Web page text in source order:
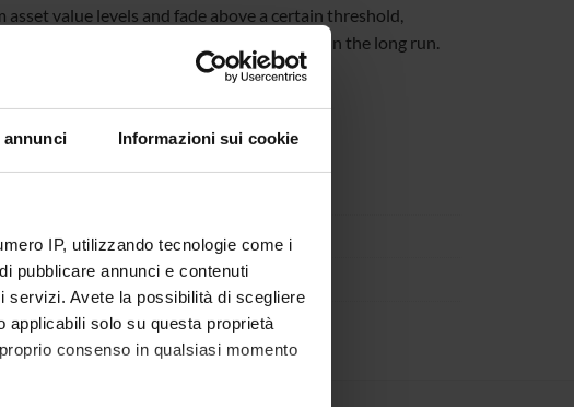
annunci Informazioni sui cookie
IP, utilizzando tecnologie come i
pubblicare annunci e contenuti
servizi. Avete la possibilità di scegliere
solo su questa proprietà
consenso in qualsiasi momento
value levels and fade above a certain threshold,
that shape structural transformation in the long run.